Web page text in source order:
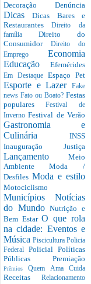
Decoração Denúncia
DicasDicas Bares e
RestaurantesDireito da
família Direito do
Consumidor Direito do
Emprego Economia
Educação Efemérides
Em Destaque Espaço Pet
Esporte e Lazer
Fake
news Fato ou Boato? Festas
popularesFestival de
InvernoFestival de Verão
Gastronomia e
Culinária INSS
Inauguração Justiça
Lançamento Meio
AmbienteModa /
Desfiles Moda e estilo
Motociclismo
Municípios Notícias
do MundoNutrição e
Bem EstarO que rola
na cidade: Eventos e
Música Piscicultura Policia
Federal Policial Políticas
Públicas Premiação
PrêmiosQuem Ama Cuida
Receitas Relacionamento